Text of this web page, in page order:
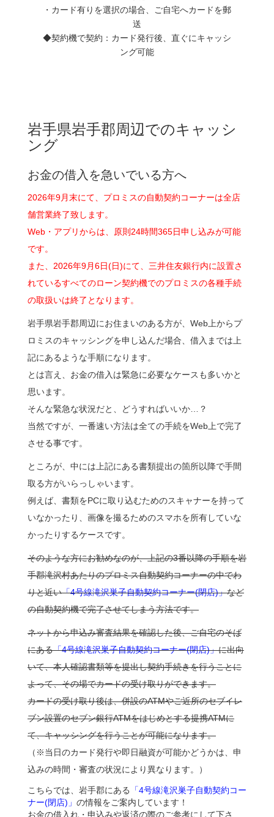
・カード有りを選択の場合、ご自宅へカードを郵
送
◆契約機で契約：カード発行後、直ぐにキャッシ
ング可能
岩手県岩手郡周辺でのキャッシ
ング
お金の借入を急いでいる方へ
2026年9月末にて、プロミスの自動契約コーナーは全店
舗営業終了致します。
Web・アプリからは、原則24時間365日申し込みが可能
です。
また、2026年9月6日(日)にて、三井住友銀行内に設置さ
れているすべてのローン契約機でのプロミスの各種手続
の取扱いは終了となります。
岩手県岩手郡周辺にお住まいのある方が、Web上からプ
ロミスのキャッシングを申し込んだ場合、借入までは上
記にあるような手順になります。
とは言え、お金の借入は緊急に必要なケースも多いかと
思います。
そんな緊急な状況だと、どうすればいいか…？
当然ですが、一番速い方法は全ての手続をWeb上で完了
させる事です。
ところが、中には上記にある書類提出の箇所以降で手間
取る方がいらっしゃいます。
例えば、書類をPCに取り込むためのスキャナーを持って
いなかったり、画像を撮るためのスマホを所有していな
かったりするケースです。
そのような方にお勧めなのが、上記の3番以降の手順を岩
手郡滝沢村あたりのプロミス自動契約コーナーの中でわ
りと近い「4号線滝沢巣子自動契約コーナー(閉店)」など
の自動契約機で完了させてしまう方法です。
ネットから申込み審査結果を確認した後、ご自宅のそば
にある「4号線滝沢巣子自動契約コーナー(閉店)」に出向
いて、本人確認書類等を提出し契約手続きを行うことに
よって、その場でカードの受け取りができます。
カードの受け取り後は、併設のATMやご近所のセブイレ
ブン設置のセブン銀行ATMをはじめとする提携ATMに
て、キャッシングを行うことが可能になります。
（※当日のカード発行や即日融資が可能かどうかは、申
込みの時間・審査の状況により異なります。）
こちらでは、岩手郡にある
「4号線滝沢巣子自動契約コー
ナー(閉店)」 の情報をご案内しています！
お金の借入れ・申込みや返済の際のご参考にして下さ